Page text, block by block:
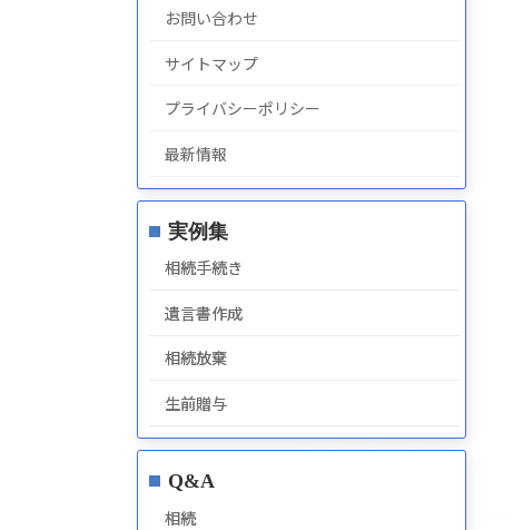
お問い合わせ
サイトマップ
プライバシーポリシー
最新情報
実例集
相続手続き
遺言書作成
相続放棄
生前贈与
Q&A
相続